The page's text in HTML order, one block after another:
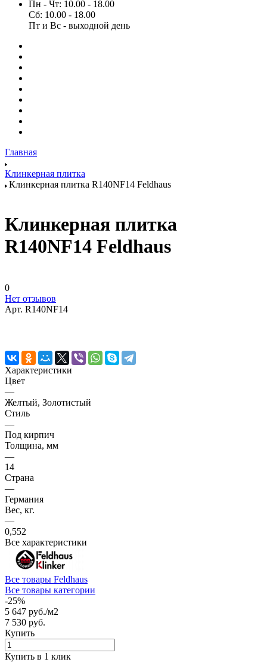
Пн - Чт: 10.00 - 18.00
Сб: 10.00 - 18.00
Пт и Вс - выходной день
Главная
Клинкерная плитка
Клинкерная плитка R140NF14 Feldhaus
Клинкерная плитка
R140NF14 Feldhaus
0
Нет отзывов
Арт. R140NF14
Характеристики
Цвет
—
Желтый, Золотистый
Стиль
—
Под кирпич
Толщина, мм
—
14
Страна
—
Германия
Вес, кг.
—
0,552
Все характеристики
Все товары Feldhaus
Все товары категории
-25%
5 647 руб./м2
7 530 руб.
Купить
Купить в 1 клик